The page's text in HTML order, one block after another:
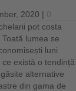
2020 | 0
pot costa
lumea se
luni
există o tendință
alternative
din gama de